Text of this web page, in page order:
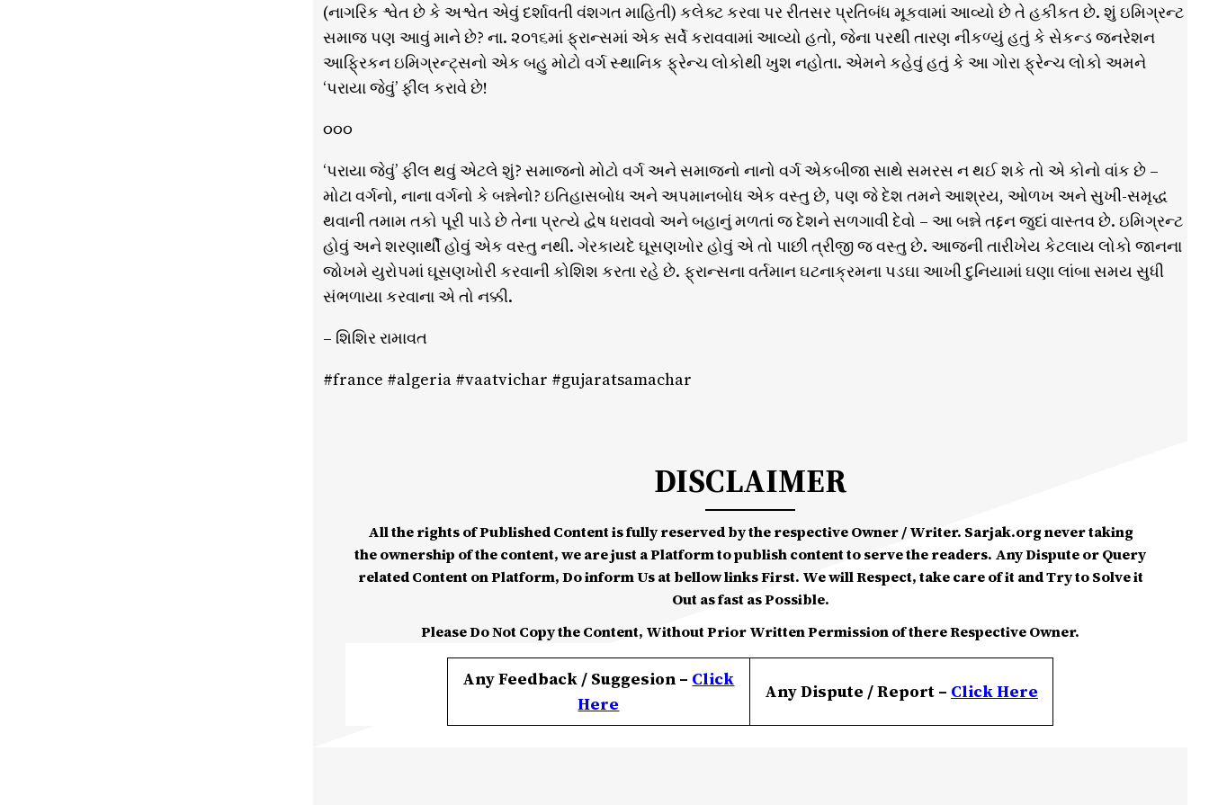
(નાગરિક શ્વેત છે કે અશ્વેત એવું દર્શાવતી વંશગત માહિતી) કલેક્ટ કરવા પર રીતસર પ્રતિબંધ મૂકવામાં આવ્યો છે તે હકીકત છે. શું ઇમિગ્રન્ટ
સમાજ પણ આવું માને છે? ના. ૨૦૧૬માં ફ્રાન્સમાં એક સર્વે કરાવવામાં આવ્યો હતો, જેના પરથી તારણ નીકળ્યું હતું કે સેકન્ડ જનરેશન
આફ્રિકન ઇમિગ્રન્ટ્સનો એક બહુ મોટો વર્ગ સ્થાનિક ફ્રેન્ચ લોકોથી ખુશ નહોતા. એમને કહેવું હતું કે આ ગોરા ફ્રેન્ચ લોકો અમને
‘પરાયા જેવું’ ફીલ કરાવે છે!
૦૦૦
‘પરાયા જેવું’ ફીલ થવું એટલે શું? સમાજનો મોટો વર્ગ અને સમાજનો નાનો વર્ગ એકબીજા સાથે સમરસ ન થઈ શકે તો એ કોનો વાંક છે –
મોટા વર્ગનો, નાના વર્ગનો કે બન્નેનો? ઇતિહાસબોધ અને અપમાનબોધ એક વસ્તુ છે, પણ જે દેશ તમને આશ્રય, ઓળખ અને સુખી-સમૃદ્ધ
થવાની તમામ તકો પૂરી પાડે છે તેના પ્રત્યે દ્વેષ ધરાવવો અને બહાનું મળતાં જ દેશને સળગાવી દેવો – આ બન્ને તદ્દન જુદાં વાસ્તવ છે. ઇમિગ્રન્ટ
હોવું અને શરણાર્થી હોવું એક વસ્તુ નથી. ગેરકાયદે ઘૂસણખોર હોવું એ તો પાછી ત્રીજી જ વસ્તુ છે. આજની તારીખેય કેટલાય લોકો જાનના
જોખમે યુરોપમાં ઘૂસણખોરી કરવાની કોશિશ કરતા રહે છે. ફ્રાન્સના વર્તમાન ઘટનાક્રમના પડઘા આખી દુનિયામાં ઘણા લાંબા સમય સુધી
સંભળાયા કરવાના એ તો નક્કી.
– શિશિર રામાવત
#france #algeria #vaatvichar #gujaratsamachar
DISCLAIMER
All the rights of Published Content is fully reserved by the respective Owner / Writer. Sarjak.org never taking
the ownership of the content, we are just a Platform to publish content to serve the readers. Any Dispute or Query
related Content on Platform, Do inform Us at bellow links First. We will Respect, take care of it and Try to Solve it
Out as fast as Possible.
Please Do Not Copy the Content, Without Prior Written Permission of there Respective Owner.
Any Feedback / Suggesion – Click
Here
Any Dispute / Report – ClickHere